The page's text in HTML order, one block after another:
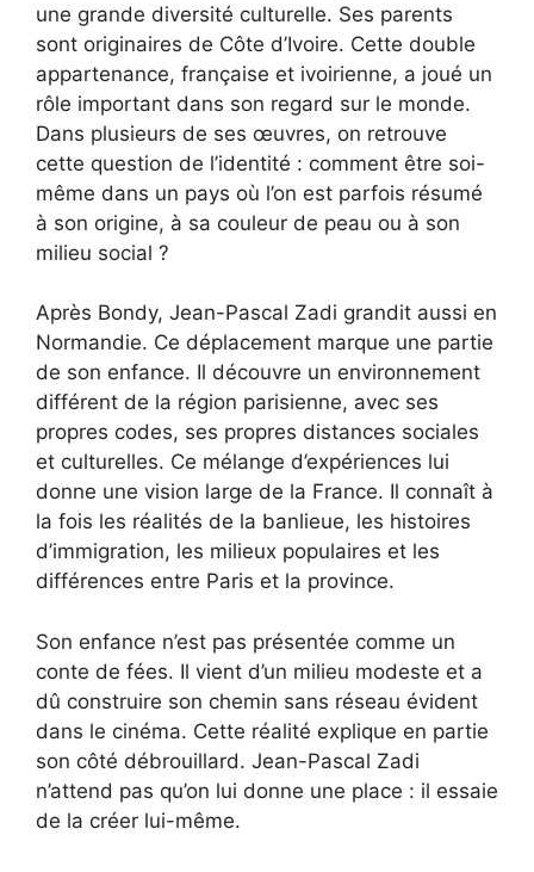
une grande diversité culturelle. Ses parents
sont originaires de Côte d’Ivoire. Cette double
appartenance, française et ivoirienne, a joué un
rôle important dans son regard sur le monde.
Dans plusieurs de ses œuvres, on retrouve
cette question de l’identité : comment être soi-
même dans un pays où l’on est parfois résumé
à son origine, à sa couleur de peau ou à son
milieu social ?
Après Bondy, Jean-Pascal Zadi grandit aussi en
Normandie. Ce déplacement marque une partie
de son enfance. Il découvre un environnement
différent de la région parisienne, avec ses
propres codes, ses propres distances sociales
et culturelles. Ce mélange d’expériences lui
donne une vision large de la France. Il connaît à
la fois les réalités de la banlieue, les histoires
d’immigration, les milieux populaires et les
différences entre Paris et la province.
Son enfance n’est pas présentée comme un
conte de fées. Il vient d’un milieu modeste et a
dû construire son chemin sans réseau évident
dans le cinéma. Cette réalité explique en partie
son côté débrouillard. Jean-Pascal Zadi
n’attend pas qu’on lui donne une place : il essaie
de la créer lui-même.